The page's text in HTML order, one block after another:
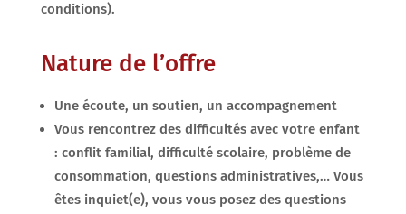
conditions).
Nature de l’offre
Une écoute, un soutien, un accompagnement
Vous rencontrez des difficultés avec votre enfant
: conflit familial, difficulté scolaire, problème de
consommation, questions administratives,… Vous
êtes inquiet(e), vous vous posez des questions